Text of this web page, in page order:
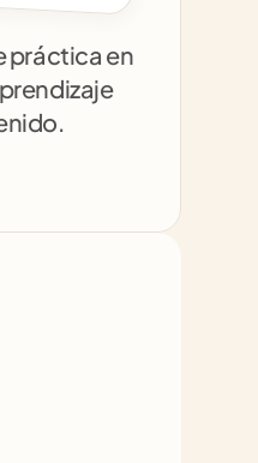
práctica en